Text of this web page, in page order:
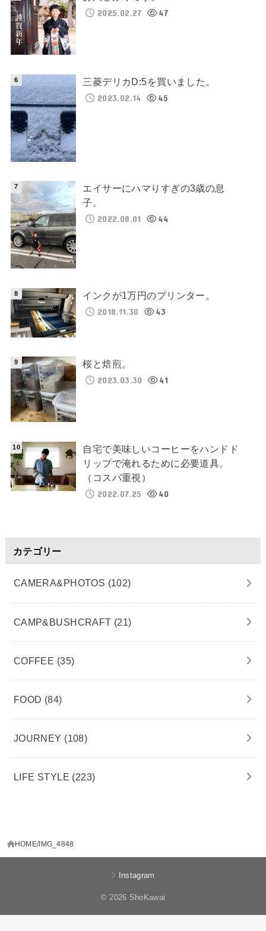
2025.02.27
47
三菱デリカD:5を買いました。
2023.02.14
45
エイサーにハマりすぎの3歳の息
子。
2022.08.01
44
インクが1万円のプリンター。
2018.11.30
43
桜と焙煎。
2023.03.30
41
自宅で美味しいコーヒーをハンドド
リップで淹れるために必要道具。
（コスパ重視）
2022.07.25
40
カテゴリー
CAMERA&PHOTOS (102)
CAMP&BUSHCRAFT (21)
COFFEE (35)
FOOD (84)
JOURNEY (108)
LIFE STYLE (223)
HOME IMG_4848
Instagram
© 2026 ShoKawai